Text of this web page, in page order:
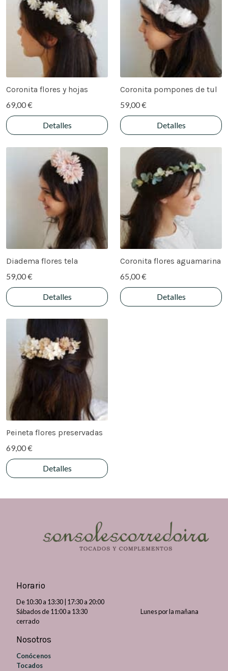
Coronita flores y hojas
69,00 €
Detalles
Coronita pompones de tul
59,00 €
Detalles
Diadema flores tela
59,00 €
Detalles
Coronita flores aguamarina
65,00 €
Detalles
Peineta flores preservadas
69,00 €
Detalles
Horario
De 10:30 a 13:30 | 17:30 a 20:00
Sábados de 11:00 a 13:30 Lunes por la mañana
cerrado
Nosotros
Conócenos
Tocados